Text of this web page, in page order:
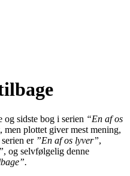
og sidste bog i serien “En af os
plottet giver mest mening,
er ”En af os lyver”,
, og selvfølgelig denne